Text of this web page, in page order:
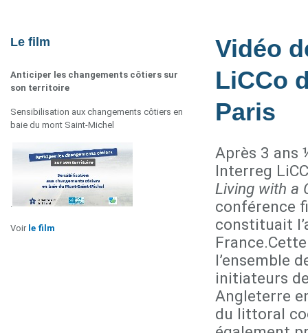
Vidéo
LiCCo
Paris
Après 3 ans
Interreg
Living with a
conférence
constituait
l’ensemble
initiateurs
Angleterre
du littoral
Le film
Anticiper les changements côtiers sur
son territoire
Sensibilisation aux changements côtiers en
baie du mont Saint-Michel
Voir le film